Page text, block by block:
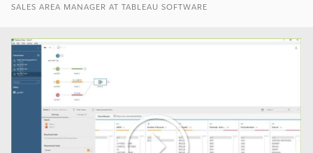
SALES AREA MANAGER AT TABLEAU SOFTWARE